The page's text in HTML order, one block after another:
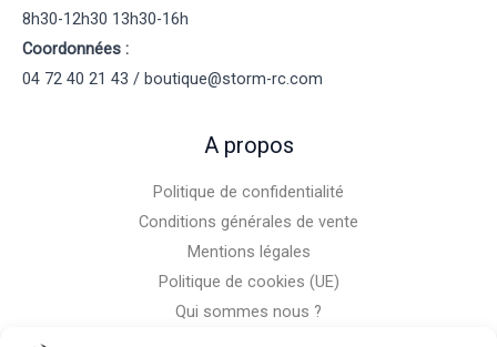
8h30-12h30 13h30-16h
Coordonnées :
04 72 40 21 43 / boutique@storm-rc.com
A propos
Politique de confidentialité
Conditions générales de vente
Mentions légales
Politique de cookies (UE)
Qui sommes nous ?